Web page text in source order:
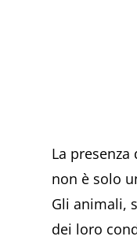
La
non è solo
Gli animali,
dei loro